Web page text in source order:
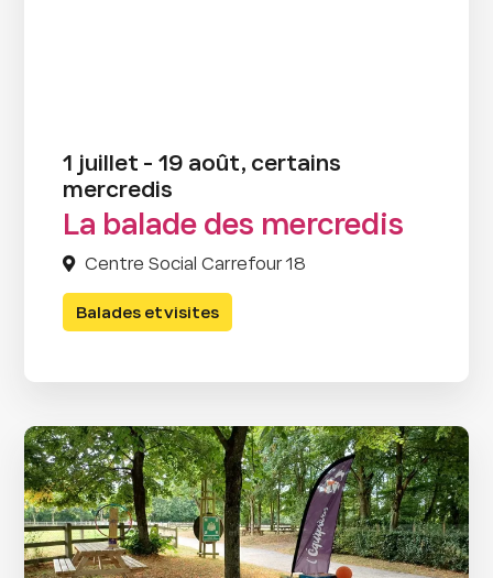
1 juillet - 19 août, certains
mercredis
La balade des mercredis
Centre Social Carrefour 18
Balades et visites